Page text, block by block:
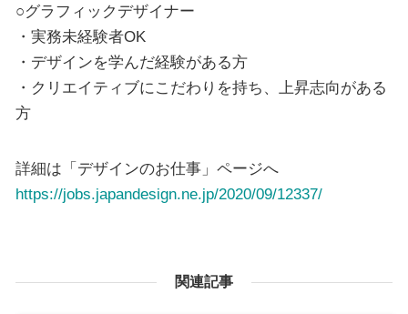
○グラフィックデザイナー
・実務未経験者OK
・デザインを学んだ経験がある⽅
・クリエイティブにこだわりを持ち、上昇志向がある
⽅
詳細は「デザインのお仕事」ページへ
https://jobs.japandesign.ne.jp/2020/09/12337/
関連記事